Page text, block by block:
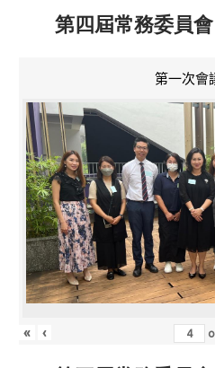
第四屆常務委員
第一次會
« ‹